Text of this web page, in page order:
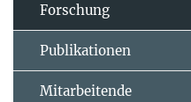
Forschung
Publikationen
Mitarbeitende